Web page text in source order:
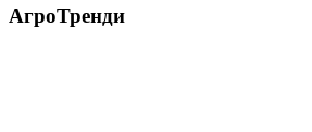
АгроТренди